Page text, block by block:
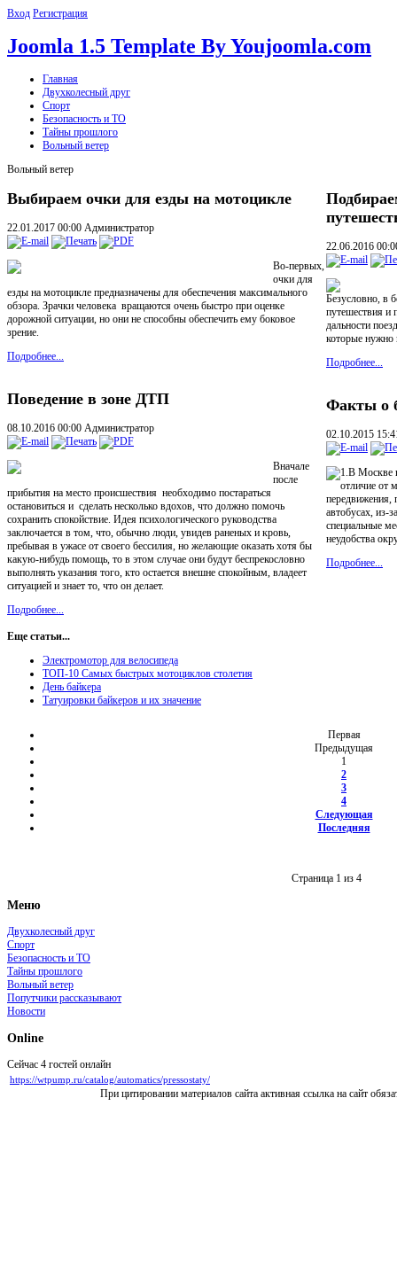
Вход Регистрация
Joomla 1.5 Template By Youjoomla.com
Главная
Двухколесный друг
Спорт
Безопасность и ТО
Тайны прошлого
Вольный ветер
Вольный ветер
Выбираем очки для езды на мотоцикле
22.01.2017 00:00 Администратор
Во-первых,
очки для
езды на мотоцикле предназначены для обеспечения максимального
обзора. Зрачки человека вращаются очень быстро при оценке
дорожной ситуации, но они не способны обеспечить ему боковое
зрение.
Подробнее...
Поведение в зоне ДТП
08.10.2016 00:00 Администратор
Вначале
после
прибытия на место происшествия необходимо постараться
остановиться и сделать несколько вдохов, что должно помочь
сохранить спокойствие. Идея психологического руководства
заключается в том, что, обычно люди, увидев раненых и кровь,
пребывая в ужасе от своего бессилия, но желающие оказать хотя бы
какую-нибудь помощь, то в этом случае они будут беспрекословно
выполнять указания того, кто остается внешне спокойным, владеет
ситуацией и знает то, что он делает.
Подробнее...
22.06.2016
Безусловно, в
путешествия и
дальности
которые нужно
Подробнее...
Факты о
02.10.2015
1.В Москве
отличие от
передвижения,
автобусах, из-
специальные
неудобства
Подробнее...
Еще статьи...
Электромотор для велосипеда
ТОП-10 Самых быстрых мотоциклов столетия
День байкера
Татуировки байкеров и их значение
Первая
Предыдущая
1
2
3
4
Следующая
Последняя
Страница 1 из 4
Меню
Двухколесный друг
Спорт
Безопасность и ТО
Тайны прошлого
Вольный ветер
Попутчики рассказывают
Новости
Online
Сейчас 4 гостей онлайн
https://wtpump.ru/catalog/automatics/pressostaty/
При цитировании материалов сайта активная ссылка на сайт